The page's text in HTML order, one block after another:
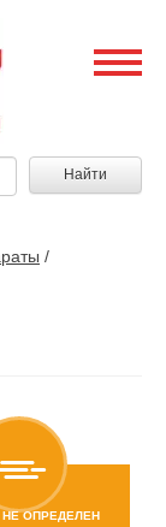
Найти
/
ОПРЕДЕЛЕН